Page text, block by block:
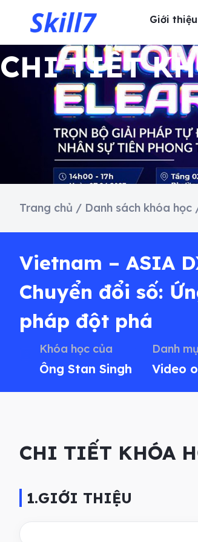
Giới thiệu
CHI TIẾT
Trang chủ / Danh sách khóa học
Vietnam – ASIA
Chuyển đổi số:
pháp đột phá
Khóa học của
Ông Stan Singh
Danh
Video
CHI TIẾT KHÓA
1.GIỚI THIỆU